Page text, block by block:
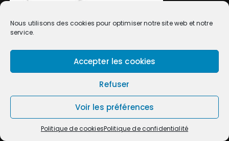
Nous utilisons des cookies pour optimiser notre site web et notre
service.
Accepter les cookies
Refuser
Voir les préférences
Politique de cookiesPolitique de confidentialité
NOTRE PARTENAIRE